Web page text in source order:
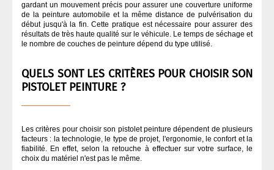
gardant un mouvement précis pour assurer une couverture uniforme
de la peinture automobile et la même distance de pulvérisation du
début jusqu'à la fin. Cette pratique est nécessaire pour assurer des
résultats de très haute qualité sur le véhicule. Le temps de séchage et
le nombre de couches de peinture dépend du type utilisé.
QUELS SONT LES CRITÈRES POUR CHOISIR SON
PISTOLET PEINTURE ?
Les critères pour choisir son pistolet peinture dépendent de plusieurs
facteurs : la technologie, le type de projet, l'ergonomie, le confort et la
fiabilité. En effet, selon la retouche à effectuer sur votre surface, le
choix du matériel n'est pas le même.